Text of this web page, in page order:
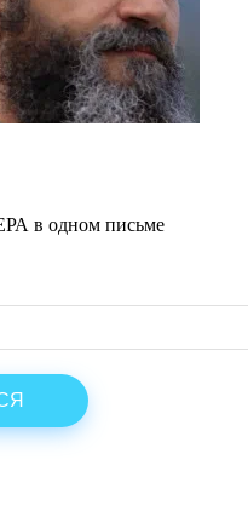
в одном письме